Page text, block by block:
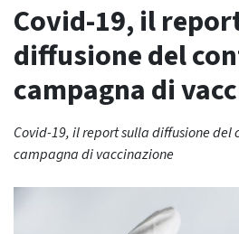
Covid-19, il
diffusione del
campagna di
Covid-19, il report sulla diffusione del
campagna di vaccinazione